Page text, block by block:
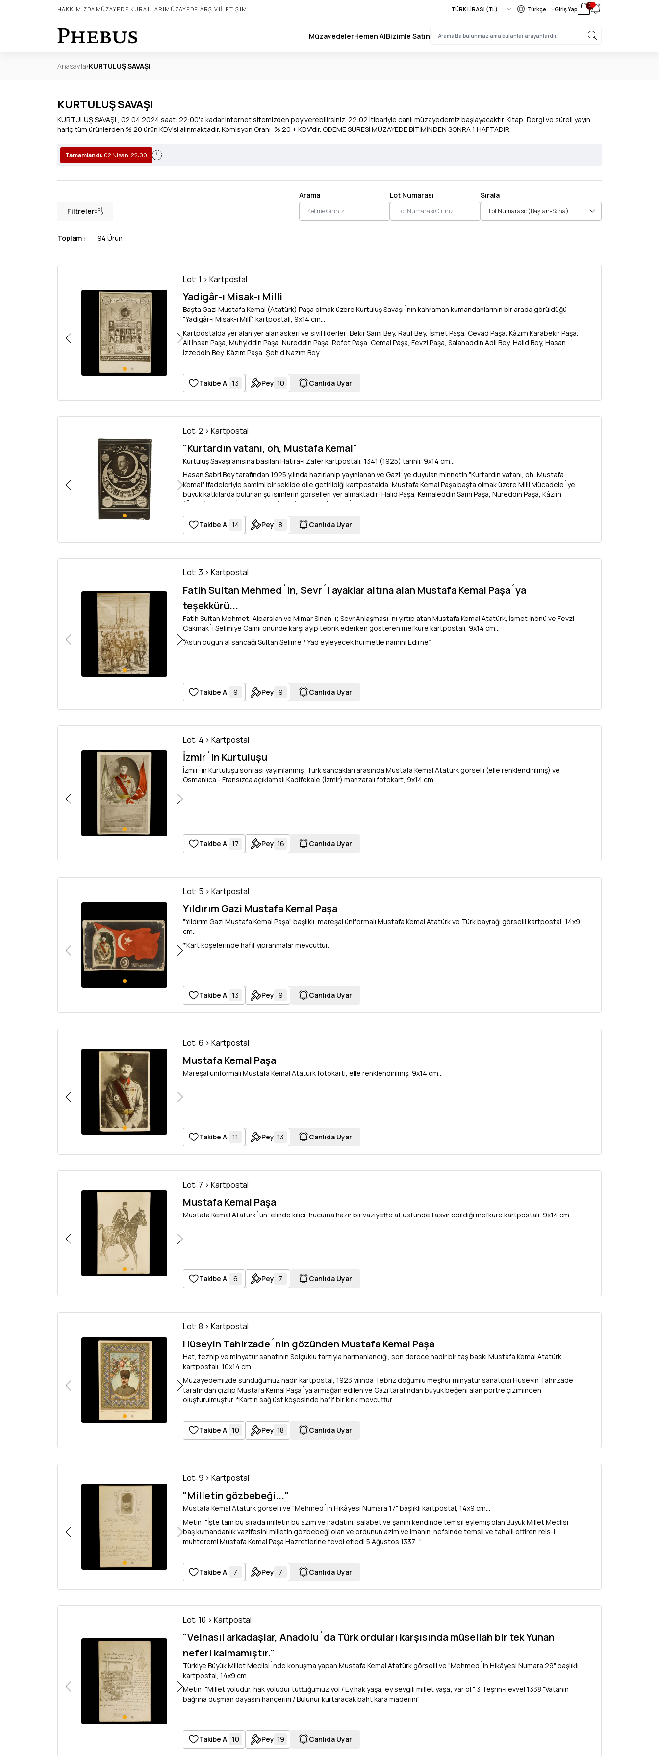
HAKKIMIZDA MÜZAYEDE KURALLARI MÜZAYEDE ARŞIVIİLETIŞIM Türkçe Giriş Yap 0
MüzayedelerHemen AlBizimle Satın
Anasayfa/KURTULUŞ SAVAŞI
KURTULUŞ SAVAŞI
KURTULUŞ SAVAŞI , 02.04.2024 saat: 22:00'a kadar internet sitemizden pey verebilirsiniz. 22:02 itibariyle canlı müzayedemiz başlayacaktır. Kitap, Dergi ve süreli yayın
hariç tüm ürünlerden % 20 ürün KDV'si alınmaktadır. Komisyon Oranı: % 20 + KDV'dir. ÖDEME SÜRESİ MÜZAYEDE BİTİMİNDEN SONRA 1 HAFTADIR.
Tamamlandı: 02 Nisan, 22:00
Filtreler
Arama Lot Numarası Sırala
Toplam : 94 Ürün
Lot: 1 > Kartpostal
Yadigâr-ı Misak-ı Milli
Başta Gazi Mustafa Kemal (Atatürk) Paşa olmak üzere Kurtuluş Savaşı´nın kahraman kumandanlarının bir arada görüldüğü
"Yadigâr-ı Misak-ı Millî" kartpostalı, 9x14 cm...
Kartpostalda yer alan yer alan askeri ve sivil liderler: Bekir Sami Bey, Rauf Bey, İsmet Paşa, Cevad Paşa, Kâzım Karabekir Paşa,
Ali İhsan Paşa, Muhyiddin Paşa, Nureddin Paşa, Refet Paşa, Cemal Paşa, Fevzi Paşa, Salahaddin Adil Bey, Halid Bey, Hasan
İzzeddin Bey, Kâzım Paşa, Şehid Nazım Bey.
Takibe Al 13 Pey 10 Canlıda Uyar
Lot: 2 > Kartpostal
"Kurtardın vatanı, oh, Mustafa Kemal"
Kurtuluş Savaşı anısına basılan Hatıra-i Zafer kartpostalı, 1341 (1925) tarihli, 9x14 cm...
Hasan Sabri Bey tarafından 1925 yılında hazırlanıp yayınlanan ve Gazi´ye duyulan minnetin "Kurtardın vatanı, oh, Mustafa
Kemal" ifadeleriyle samimi bir şekilde dile getirildiği kartpostalda, Mustafa Kemal Paşa başta olmak üzere Milli Mücadele´ye
büyük katkılarda bulunan şu isimlerin görselleri yer almaktadır: Halid Paşa, Kemaleddin Sami Paşa, Nureddin Paşa, Kâzım
(Özalp) Paşa, Ali İhsan Paşa, Kâzım (Karabekir) Paşa, İsmet Paşa, Fevzi Paşa, Muhiddin Paşa, Refet Paşa, Cafer Tayyar Paşa,
Cevat Paşa, Selahaddin Adil Paşa.
Takibe Al 14 Pey 8 Canlıda Uyar
Lot: 3 > Kartpostal
Fatih Sultan Mehmed´in, Sevr´i ayaklar altına alan Mustafa Kemal Paşa´ya
teşekkürü...
Fatih Sultan Mehmet, Alparslan ve Mimar Sinan´ı; Sevr Anlaşması´nı yırtıp atan Mustafa Kemal Atatürk, İsmet İnönü ve Fevzi
Çakmak´ı Selimiye Camii önünde karşılayıp tebrik ederken gösteren mefkure kartpostalı, 9x14 cm...
“Astın bugün al sancağı Sultan Selim’e / Yad eyleyecek hürmetle namını Edirne”
Takibe Al 9 Pey 9 Canlıda Uyar
Lot: 4 > Kartpostal
İzmir´in Kurtuluşu
İzmir´in Kurtuluşu sonrası yayımlanmış, Türk sancakları arasında Mustafa Kemal Atatürk görselli (elle renklendirilmiş) ve
Osmanlıca - Fransızca açıklamalı Kadifekale (İzmir) manzaralı fotokart, 9x14 cm...
Takibe Al 17 Pey 16 Canlıda Uyar
Lot: 5 > Kartpostal
Yıldırım Gazi Mustafa Kemal Paşa
"Yıldırım Gazi Mustafa Kemal Paşa" başlıklı, mareşal üniformalı Mustafa Kemal Atatürk ve Türk bayrağı görselli kartpostal, 14x9
cm..
*Kart köşelerinde hafif yıpranmalar mevcuttur.
Takibe Al 13 Pey 9 Canlıda Uyar
Lot: 6 > Kartpostal
Mustafa Kemal Paşa
Mareşal üniformalı Mustafa Kemal Atatürk fotokartı, elle renklendirilmiş, 9x14 cm...
Takibe Al 11 Pey 13 Canlıda Uyar
Lot: 7 > Kartpostal
Mustafa Kemal Paşa
Mustafa Kemal Atatürk´ün, elinde kılıcı, hücuma hazır bir vaziyette at üstünde tasvir edildiği mefkure kartpostalı, 9x14 cm...
Takibe Al 6 Pey 7 Canlıda Uyar
Lot: 8 > Kartpostal
Hüseyin Tahirzade´nin gözünden Mustafa Kemal Paşa
Hat, tezhip ve minyatür sanatının Selçuklu tarzıyla harmanlandığı, son derece nadir bir taş baskı Mustafa Kemal Atatürk
kartpostalı, 10x14 cm...
Müzayedemizde sunduğumuz nadir kartpostal, 1923 yılında Tebriz doğumlu meşhur minyatür sanatçısı Hüseyin Tahirzade
tarafından çizilip Mustafa Kemal Paşa´ya armağan edilen ve Gazi tarafından büyük beğeni alan portre çiziminden
oluşturulmuştur. *Kartın sağ üst köşesinde hafif bir kırık mevcuttur.
Takibe Al 10 Pey 18 Canlıda Uyar
Lot: 9 > Kartpostal
"Milletin gözbebeği..."
Mustafa Kemal Atatürk görselli ve "Mehmed´in Hikâyesi Numara 17" başlıklı kartpostal, 14x9 cm...
Metin: "İşte tam bu sırada milletin bu azim ve iradatını, salabet ve şanını kendinde temsil eylemiş olan Büyük Millet Meclisi
baş kumandanlık vazifesini milletin gözbebeği olan ve ordunun azim ve imanını nefsinde temsil ve tahalli ettiren reis-i
muhteremi Mustafa Kemal Paşa Hazretlerine tevdi etledi 5 Ağustos 1337..."
Takibe Al 7 Pey 7 Canlıda Uyar
Lot: 10 > Kartpostal
"Velhasıl arkadaşlar, Anadolu´da Türk orduları karşısında müsellah bir tek Yunan
neferi kalmamıştır."
Türkiye Büyük Millet Meclisi´nde konuşma yapan Mustafa Kemal Atatürk görselli ve "Mehmed´in Hikâyesi Numara 29" başlıklı
kartpostal, 14x9 cm...
Metin: "Millet yoludur, hak yoludur tuttuğumuz yol / Ey hak yaşa, ey sevgili millet yaşa; var ol." 3 Teşrin-i evvel 1338 "Vatanın
bağrına düşman dayasın hançerini / Bulunur kurtaracak baht kara maderini"
Takibe Al 10 Pey 19 Canlıda Uyar